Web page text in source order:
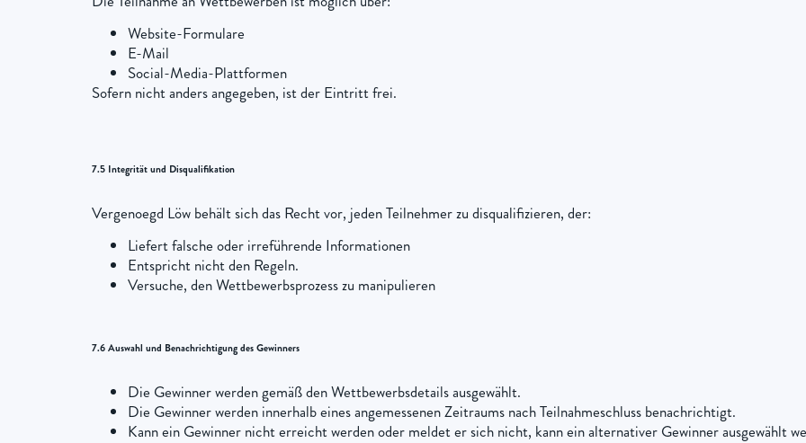
Website-Formulare
E-Mail
Social-Media-Plattformen
Sofern nicht anders angegeben, ist der Eintritt frei.
7.5 Integrität und Disqualifikation
Vergenoegd Löw behält sich das Recht vor, jeden Teilnehmer zu disqualifizieren, der:
Liefert falsche oder irreführende Informationen
Entspricht nicht den Regeln.
Versuche, den Wettbewerbsprozess zu manipulieren
7.6 Auswahl und Benachrichtigung des Gewinners
Die Gewinner werden gemäß den Wettbewerbsdetails ausgewählt.
Die Gewinner werden innerhalb eines angemessenen Zeitraums nach Teilnahmeschluss benachrichtigt.
Kann ein Gewinner nicht erreicht werden oder meldet er sich nicht, kann ein alternativer Gewinner ausgewählt